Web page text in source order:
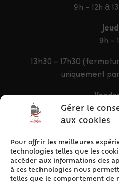
Gérer le
aux cookies
Pour offrir les meilleures
technologies telles que les
accéder aux informations des
à ces technologies nous
telles que le comportement de
9h – 12h &
9h –
13h30 – 17h30
uniquement
9h – 12h &
ACCÈS